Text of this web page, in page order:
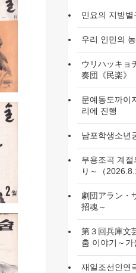
민요의 지방
우리 인민의
ウリハッキョ
奏団《民楽》
문예동도까이
리에 진행
남포학생소년
무용조곡 계
り～（
劇団アラン・
招魂～
第３回兵庫文
춤 이야기～
재일조선인